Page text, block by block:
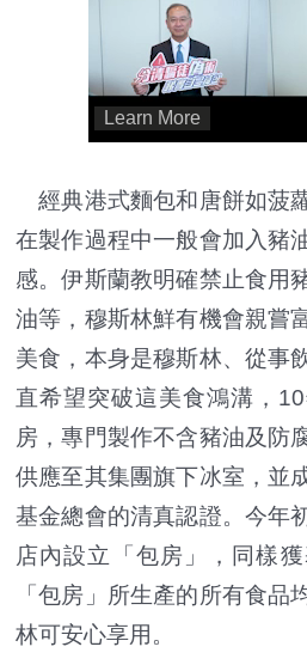
經典港式麵包和唐餅如菠
在製作過程中一般會加入豬
感。伊斯蘭教明確禁止食用
油等，穆斯林鮮有機會親嘗
美食，本身是穆斯林、從事
直希望突破這美食鴻溝，
房，專門製作不含豬油及防
供應至其集團旗下冰室，並
基金總會的清真認證。今年
店內設立「包房」，同樣
「包房」所生產的所有食品
林可安心享用。